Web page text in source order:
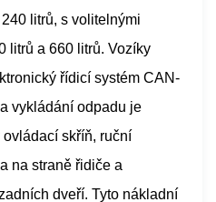
litrů, s volitelnými
litrů a 660 litrů. Vozíky
řídicí systém CAN-
vykládání odpadu je
ovládací skříň, ruční
na straně řidiče a
dveří. Tyto nákladní